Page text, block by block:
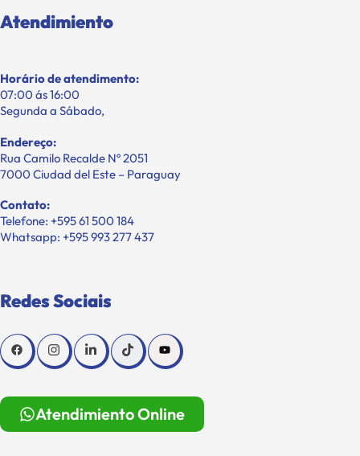
Atendimiento
Horário de atendimento:
07:00 ás 16:00
Segunda a Sábado,
Endereço:
Rua Camilo Recalde Nº 2051
7000 Ciudad del Este – Paraguay
Contato:
Telefone: +595 61 500 184
Whatsapp: +595 993 277 437
Redes Sociais
Atendimiento Online